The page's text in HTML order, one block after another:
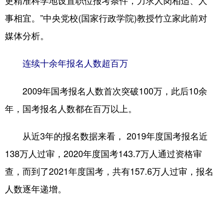
事相宜。”中央党校(国家行政学院)教授竹立家此前对
媒体分析。
连续十余年报名人数超百万
2009年国考报名人数首次突破100万，此后10余
年，国考报名人数都在百万以上。
从近3年的报名数据来看， 2019年度国考报名近
138万人过审，2020年度国考143.7万人通过资格审
查，而到了2021年度国考，共有157.6万人过审，报名
人数逐年递增。